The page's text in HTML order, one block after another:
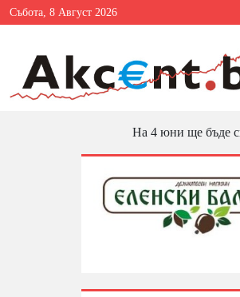
Събота, 8 Август 2026
На 4 юни ще бъде